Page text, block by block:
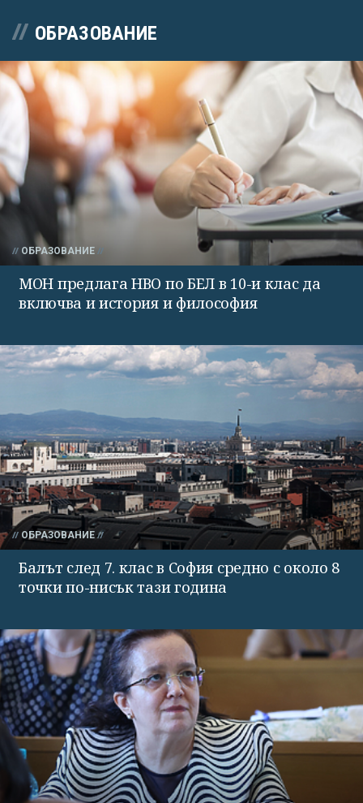
ОБРАЗОВАНИЕ
ОБРАЗОВАНИЕ
МОН предлага НВО по БЕЛ в 10-и клас да
включва и история и философия
ОБРАЗОВАНИЕ
Балът след 7. клас в София средно с около 8
точки по-нисък тази година